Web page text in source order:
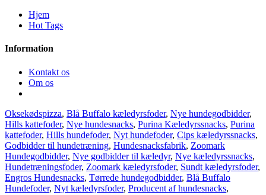
Hjem
Hot Tags
Information
Kontakt os
Om os
Oksekødspizza, Blå Buffalo kæledyrsfoder, Nye hundegodbidder,
Hills kattefoder, Nye hundesnacks, Purina Kæledyrssnacks, Purina
kattefoder, Hills hundefoder, Nyt hundefoder, Cips kæledyrssnacks,
Godbidder til hundetræning, Hundesnacksfabrik, Zoomark
Hundegodbidder, Nye godbidder til kæledyr, Nye kæledyrssnacks,
Hundetræningsfoder, Zoomark kæledyrsfoder, Sundt kæledyrsfoder,
Engros Hundesnacks, Tørrede hundegodbidder, Blå Buffalo
Hundefoder, Nyt kæledyrsfoder, Producent af hundesnacks,